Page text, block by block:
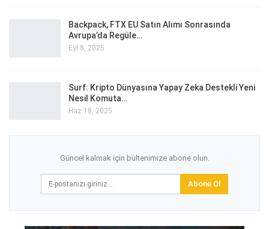
Backpack, FTX EU Satın Alımı Sonrasında
Avrupa’da Regüle…
Eyl 8, 2025
Surf: Kripto Dünyasına Yapay Zeka Destekli Yeni
Nesil Komuta…
Haz 18, 2025
Güncel kalmak için bültenimize abone olun.
Abone Ol